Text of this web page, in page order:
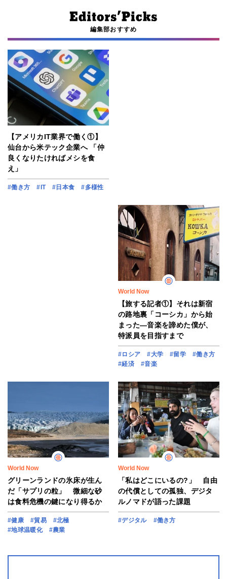
編集部おすすめ
【アメリカIT業界で働く①】
仙台から米テック企業へ 「仲
良くなりたければメシを食
え」
#働き方 #IT #日本食 #多様性
World Now
【旅する記者①】それは新宿
の路地裏「コーシカ」から始
まった―音楽を諦めた僕が、
特派員を目指すまで
#ロシア #大学 #留学
#働き方
#経済
#音楽
World Now
グリーンランドの氷床が生ん
だ「サプリの粒」 微細な砂
は食料危機の鍵になり得るか
#健康 #貿易
#北極
#地球温暖化
#農業
World Now
「私はどこにいるの?」 自由
の代償としての孤独、デジタ
ルノマドが語った課題
#デジタル #働き方